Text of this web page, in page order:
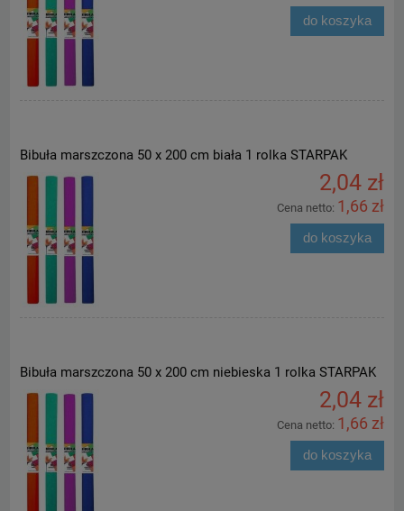
do koszyka
Bibuła marszczona 50 x 200 cm biała 1 rolka STARPAK
2,04 zł
Cena netto: 1,66 zł
do koszyka
Bibuła marszczona 50 x 200 cm niebieska 1 rolka STARPAK
2,04 zł
Cena netto: 1,66 zł
do koszyka